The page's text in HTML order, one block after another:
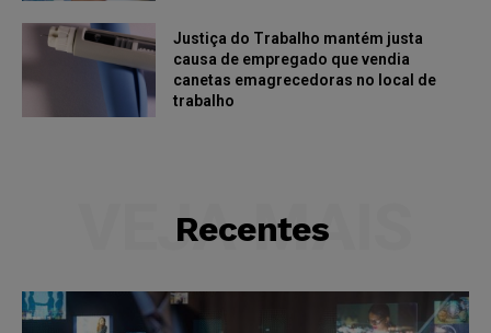
Justiça do Trabalho mantém justa
causa de empregado que vendia
canetas emagrecedoras no local de
trabalho
Recentes
VEJA MAIS